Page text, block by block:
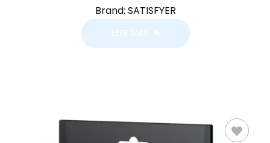
Brand: SATISFYER
LEER MÁS